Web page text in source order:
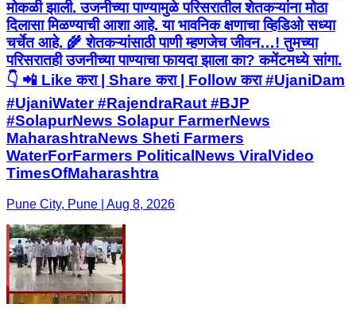
मोकळी झाली. उजनीच्या पाण्यामुळे परिसरातील शेतकऱ्यांना मोठा
दिलासा मिळण्याची आशा आहे. या भावनिक क्षणाचा व्हिडिओ सध्या
चर्चेत आहे. 🌾 शेतकऱ्यांसाठी पाणी म्हणजेच जीवन…! तुमच्या
परिसरातही उजनीच्या पाण्याचा फायदा झाला का? कमेंटमध्ये सांगा.
👇 📲 Like करा | Share करा | Follow करा #UjaniDam
#UjaniWater #RajendraRaut #BJP
#SolapurNews Solapur FarmerNews
MaharashtraNews Sheti Farmers
WaterForFarmers PoliticalNews ViralVideo
TimesOfMaharashtra
Pune City, Pune | Aug 8, 2026